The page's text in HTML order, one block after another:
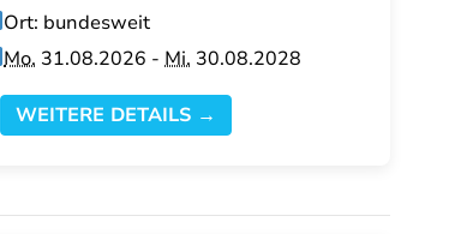
Ort: bundesweit
Mo. 31.08.2026 -Mi. 30.08.2028
WEITERE DETAILS →